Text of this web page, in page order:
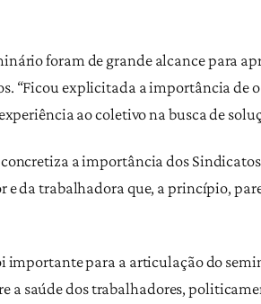
foram de grande alcance para
“Ficou explicitada a importância de
ao coletivo na busca de
a importância dos
da trabalhadora que, a princípio,
para a articulação do
a saúde dos trabalhadores,